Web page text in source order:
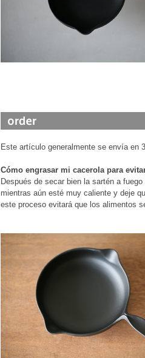
Este artículo generalmente se envía en
Cómo engrasar mi cacerola para
Después de secar bien la sartén a
mientras aún esté muy caliente y deje
este proceso evitará que los alimentos